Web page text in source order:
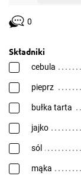
0
Składniki
cebula
pieprz
bułka tarta
jajko
sól
mąka